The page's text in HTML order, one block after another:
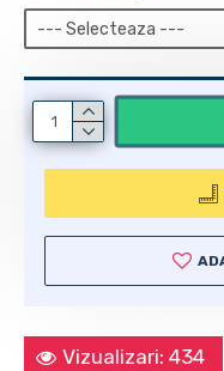
Vizualizari: 434